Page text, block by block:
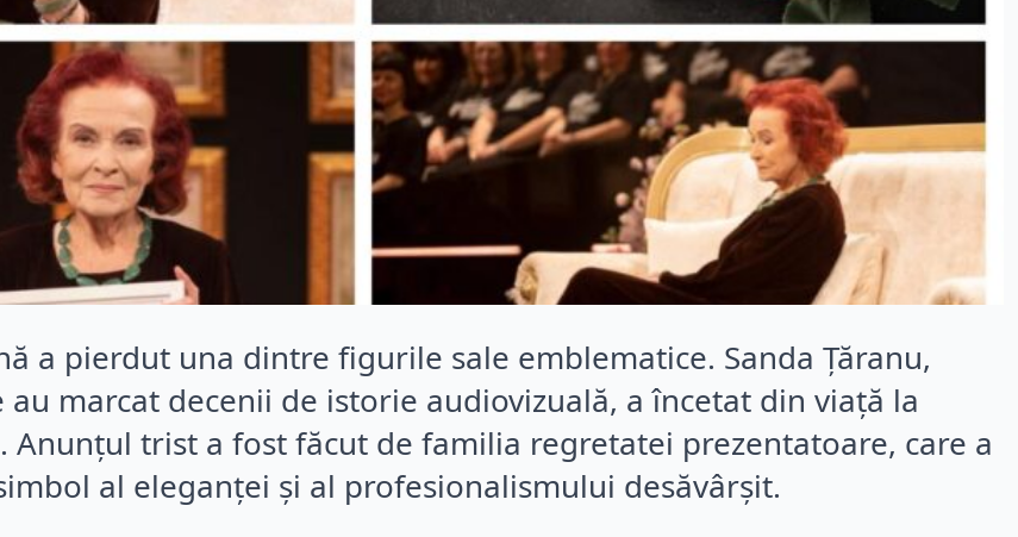
a pierdut una dintre figurile sale emblematice. Sanda Țăranu,
au marcat decenii de istorie audiovizuală, a încetat din viață la
Anunțul trist a fost făcut de familia regretatei prezentatoare, care a
al eleganței și al profesionalismului desăvârșit.